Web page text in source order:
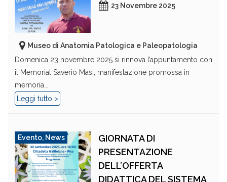
23 Novembre 2025
Museo di Anatomia Patologica e Paleopatologia
Domenica 23 novembre 2025 si rinnova l’appuntamento con
il Memorial Saverio Masi, manifestazione promossa in
memoria...
Leggi tutto >
Evento, News
GIORNATA DI
PRESENTAZIONE
DELL’OFFERTA
DIDATTICA DEL SISTEMA